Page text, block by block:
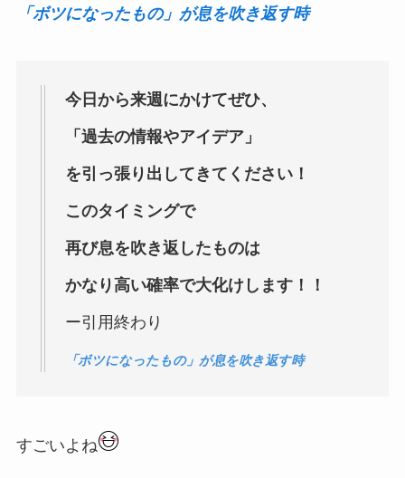
「ボツになったもの」が息を吹き返す時
今日から来週にかけてぜひ、
「過去の情報やアイデア」
を引っ張り出してきてください！
このタイミングで
再び息を吹き返したものは
かなり高い確率で大化けします！！
ー引用終わり
「ボツになったもの」が息を吹き返す時
すごいよね